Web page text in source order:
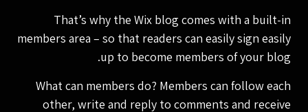
That’s why the Wix blog comes with a built-in
members area – so that readers can easily sign easily
up to become members of your blog.
What can members do? Members can follow each
other, write and reply to comments and receive